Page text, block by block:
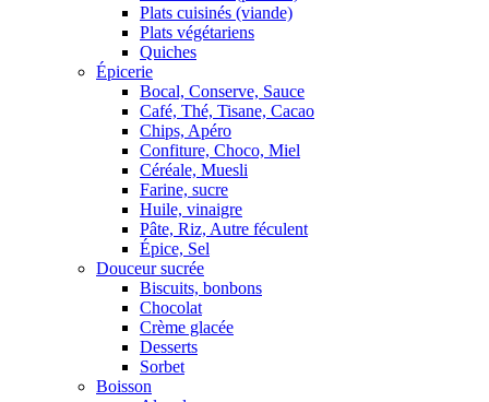
Plats cuisinés (viande)
Plats végétariens
Quiches
Épicerie
Bocal, Conserve, Sauce
Café, Thé, Tisane, Cacao
Chips, Apéro
Confiture, Choco, Miel
Céréale, Muesli
Farine, sucre
Huile, vinaigre
Pâte, Riz, Autre féculent
Épice, Sel
Douceur sucrée
Biscuits, bonbons
Chocolat
Crème glacée
Desserts
Sorbet
Boisson